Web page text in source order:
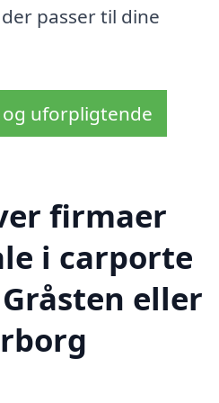
passer til dine
uforpligtende
firmaer
i carporte
eller